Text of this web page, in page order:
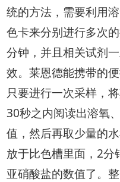
统的方法，需要利用
色卡来分别进行多次
分钟，并且相关试剂
效。莱恩德能携带的
只要进行一次采样，
30秒之内阅读出溶氧
值，然后再取少量的
放于比色槽里面，2分
亚硝酸盐的数值了。